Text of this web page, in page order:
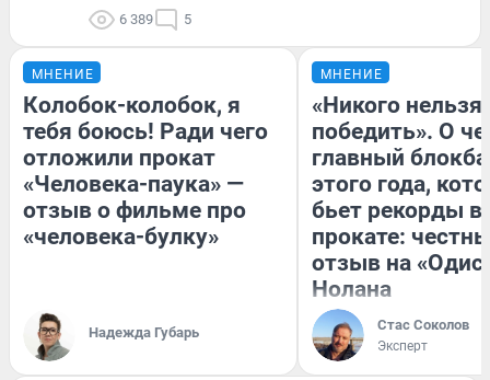
6 389 5
МНЕНИЕ
Колобок-колобок, я
тебя боюсь! Ради чего
отложили прокат
«Человека-паука» —
отзыв о фильме про
«человека-булку»
Надежда Губарь
МНЕНИЕ
«Никого нельзя
победить». О
главный
этого года,
бьет рекорды в
прокате:
отзыв на
Нолана
Стас Соколов
Эксперт